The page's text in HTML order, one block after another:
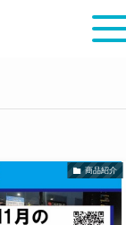
商品紹介